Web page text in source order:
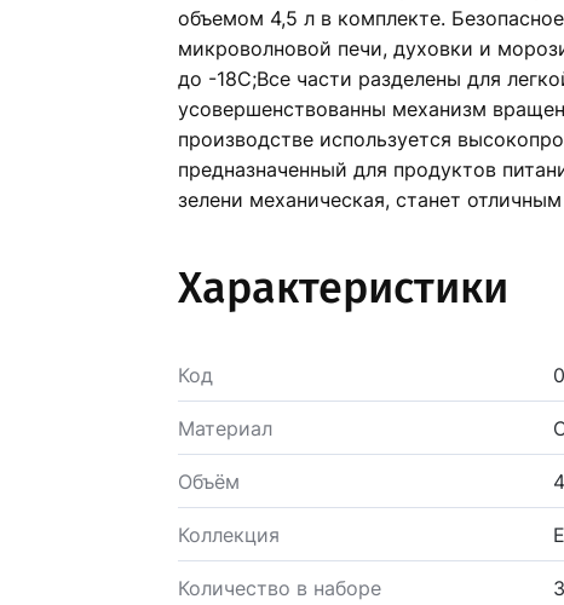
объемом 4,5 л в комплекте.
микроволновой печи, духовки и
до -18С;Все части разделены для
усовершенствованны механизм
производстве используется
предназначенный для продуктов
зелени механическая, станет
Характеристики
Код
Материал
Объём
Коллекция
Количество в наборе 3